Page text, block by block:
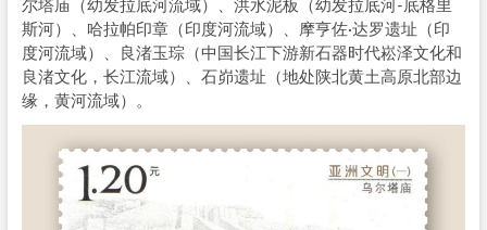
尔塔庙（幼发拉底河流域）、洪水泥板（幼发拉底河-底格里
斯河）、哈拉帕印章（印度河流域）、摩亨佐·达罗遗址（印
度河流域）、良渚玉琮（中国长江下游新石器时代崧泽文化和
良渚文化，长江流域）、石峁遗址（地处陕北黄土高原北部边
缘，黄河流域）。